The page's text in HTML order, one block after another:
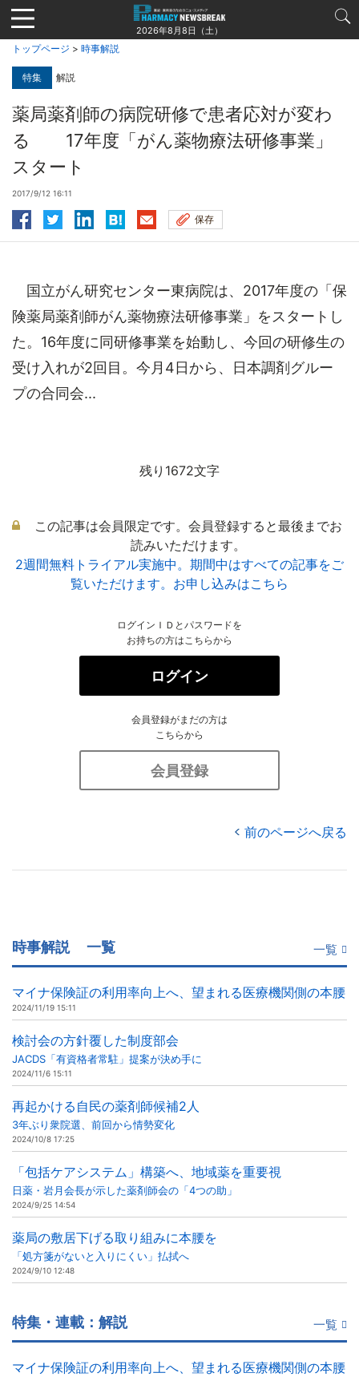
Jump
to
navigation
2026年8月8日（土）
トップページ > 時事解説
特集 解説
薬局薬剤師の病院研修で患者応対が変わ
る 17年度「がん薬物療法研修事業」
スタート
2017/9/12 16:11
保存
国立がん研究センター東病院は、2017年度の「保
険薬局薬剤師がん薬物療法研修事業」をスタートし
た。16年度に同研修事業を始動し、今回の研修生の
受け入れが2回目。今月4日から、日本調剤グルー
プの合同会...
残り1672文字
この記事は会員限定です。会員登録すると最後までお
読みいただけます。
2週間無料トライアル実施中。期間中はすべての記事をご
覧いただけます。お申し込みはこちら
ログインＩＤとパスワードを
お持ちの方はこちらから
ログイン
会員登録がまだの方は
こちらから
会員登録
前のページへ戻る
時事解説 一覧 一覧
マイナ保険証の利用率向上へ、望まれる医療機関側の本腰
2024/11/19 15:11
検討会の方針覆した制度部会
JACDS「有資格者常駐」提案が決め手に
2024/11/6 15:11
再起かける自民の薬剤師候補2人
3年ぶり衆院選、前回から情勢変化
2024/10/8 17:25
「包括ケアシステム」構築へ、地域薬を重要視
日薬・岩月会長が示した薬剤師会の「4つの助」
2024/9/25 14:54
薬局の敷居下げる取り組みに本腰を
「処方箋がないと入りにくい」払拭へ
2024/9/10 12:48
特集・連載：解説 一覧
マイナ保険証の利用率向上へ、望まれる医療機関側の本腰